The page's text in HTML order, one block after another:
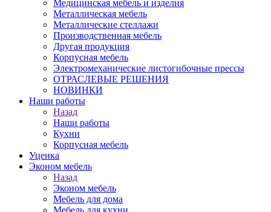
Медицинская мебель и изделия
Металлическая мебель
Металлические стеллажи
Производственная мебель
Другая продукция
Корпусная мебель
Электромеханические листогибочные прессы
ОТРАСЛЕВЫЕ РЕШЕНИЯ
НОВИНКИ
Наши работы
Назад
Наши работы
Кухни
Корпусная мебель
Уценка
Эконом мебель
Назад
Эконом мебель
Мебель для дома
Мебель для кухни